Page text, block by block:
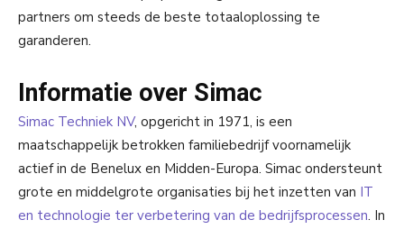
partners om steeds de beste totaaloplossing te
garanderen.
Informatie over Simac
Simac Techniek NV, opgericht in 1971, is een
maatschappelijk betrokken familiebedrijf voornamelijk
actief in de Benelux en Midden-Europa. Simac ondersteunt
grote en middelgrote organisaties bij het inzetten van IT
en technologie ter verbetering van de bedrijfsprocessen. In